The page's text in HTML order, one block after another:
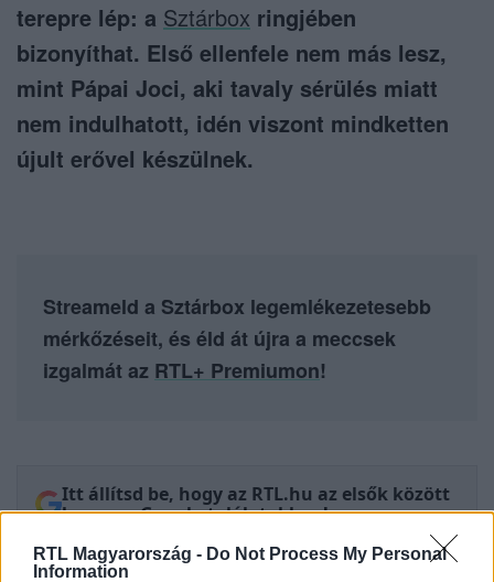
RTL Magyarország - Do Not Process My Personal
Information
terepre lép: a Sztárbox ringjében
bizonyíthat. Első ellenfele nem más lesz,
mint Pápai Joci, aki tavaly sérülés miatt
nem indulhatott, idén viszont mindketten
újult erővel készülnek.
Streameld a Sztárbox legemlékezetesebb
mérkőzéseit, és éld át újra a meccsek
izgalmát az RTL+ Premiumon!
Itt állítsd be, hogy az RTL.hu az elsők között
legyen a Google-találatokban!